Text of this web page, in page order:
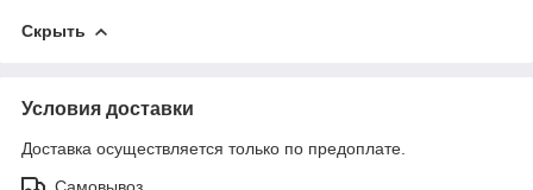
Скрыть
Условия доставки
Доставка осуществляется только по предоплате.
Самовывоз